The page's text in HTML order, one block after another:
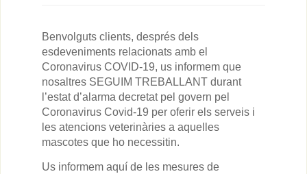
Benvolguts clients, després dels
esdeveniments relacionats amb el
Coronavirus COVID-19, us informem que
nosaltres SEGUIM TREBALLANT durant
l’estat d’alarma decretat pel govern pel
Coronavirus Covid-19 per oferir els serveis i
les atencions veterinàries a aquelles
mascotes que ho necessitin.
Us informem aquí de les mesures de